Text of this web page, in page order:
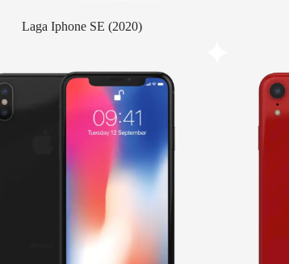
Laga Iphone SE (2020)